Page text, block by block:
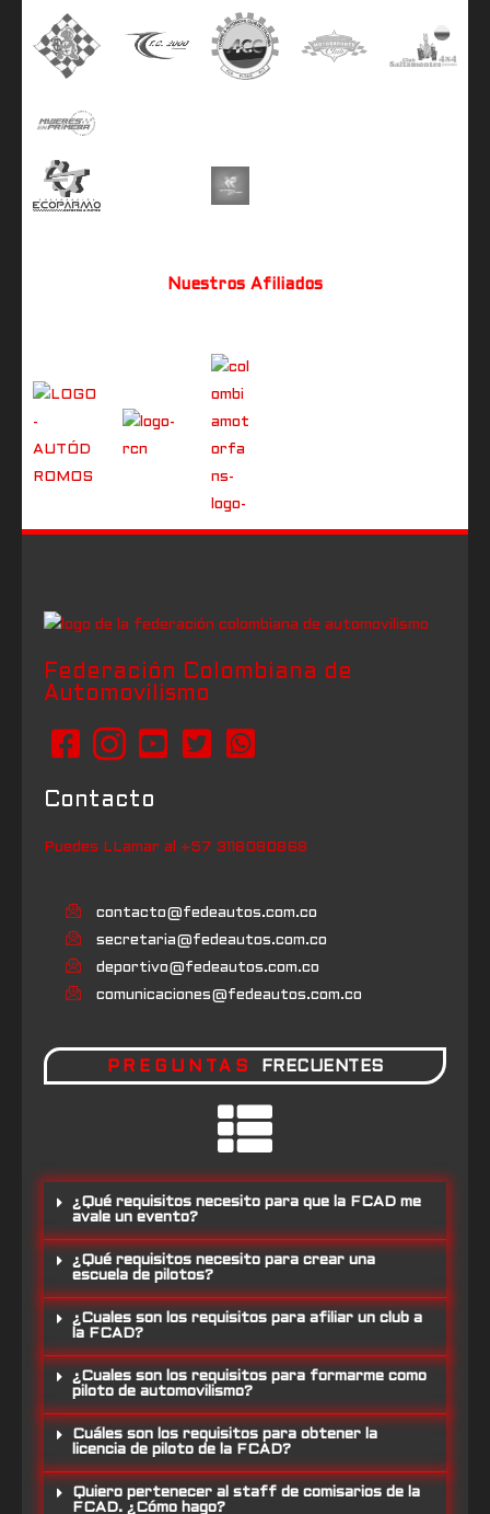
Nuestros Afiliados
Federación Colombiana de
Automovilismo
Contacto
Puedes LLamar al +57 3118080868
contacto@fedeautos.com.co
secretaria@fedeautos.com.co
deportivo@fedeautos.com.co
comunicaciones@fedeautos.com.co
PREGUNTAS FRECUENTES
¿Qué requisitos necesito para que la FCAD me
avale un evento?
¿Qué requisitos necesito para crear una
escuela de pilotos?
¿Cuales son los requisitos para afiliar un club a
la FCAD?
¿Cuales son los requisitos para formarme como
piloto de automovilismo?
Cuáles son los requisitos para obtener la
licencia de piloto de la FCAD?
Quiero pertenecer al staff de comisarios de la
FCAD. ¿Cómo hago?